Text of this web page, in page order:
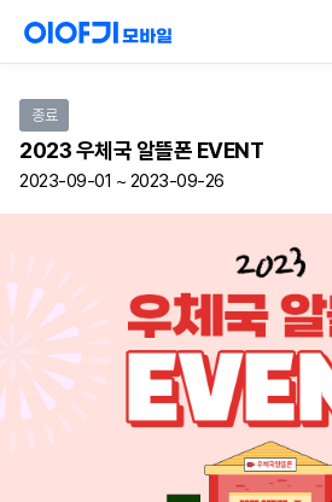
종료
2023 우체국 알뜰폰 EVENT
2023-09-01 ~ 2023-09-26